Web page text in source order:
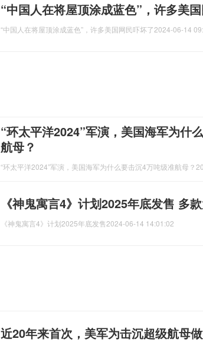
“中国人在将屋顶涂成蓝色”，许多美
“中国人在将屋顶涂成蓝色”，许多美国网民吓坏了2024-06-14
“环太平洋2024”军演，美国海军为什
航母？
“环太平洋2024”军演，美国海军为什么要击沉4万吨级准航母？
《神鬼寓言4》计划2025年底发售 多
《神鬼寓言4》计划2025年底发售2024-06-14 14:01:02
近20年来首次，美军为击沉超级航母做